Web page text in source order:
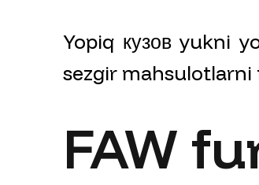
Yopiq кузов yukni
sezgir
FAW